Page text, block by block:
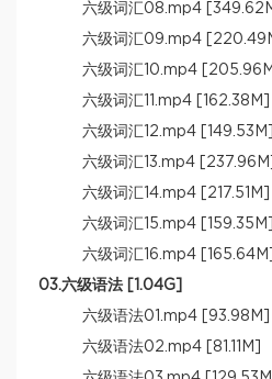
六级词汇08.mp4
六级词汇09.mp4
六级词汇10.mp4
六级词汇11.mp4 [162.38M]
六级词汇12.mp4 [149.53M]
六级词汇13.mp4 [237.96M]
六级词汇14.mp4 [217.51M]
六级词汇15.mp4 [159.35M]
六级词汇16.mp4 [165.64M]
03.六级语法 [1.04G]
六级语法01.mp4 [93.98M]
六级语法02.mp4 [81.11M]